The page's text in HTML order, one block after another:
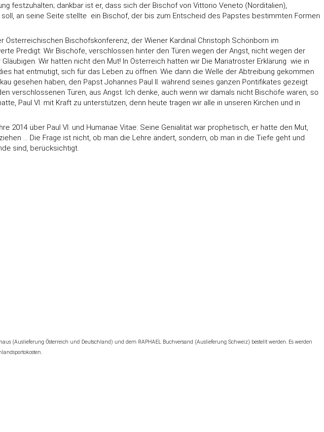
festzuhalten; dankbar ist er, dass sich der Bischof von Vittorio Veneto (Norditalien),
an seine Seite stellte  ein Bischof, der bis zum Entscheid des Papstes bestimmten Formen
Bischofskonferenz, der Wiener Kardinal Christoph Schönborn im
Predigt: Wir Bischöfe, verschlossen hinter den Türen wegen der Angst, nicht wegen der
Wir hatten nicht den Mut! In Österreich hatten wir Die Mariatroster Erklärung  wie in
hat entmutigt, sich für das Leben zu öffnen. Wie dann die Welle der Abtreibung gekommen
gesehen haben, den Papst Johannes Paul II. während seines ganzen Pontifikates gezeigt
verschlossenen Türen, aus Angst. Ich denke, auch wenn wir damals nicht Bischöfe waren, so
Paul VI. mit Kraft zu unterstützen, denn heute tragen wir alle in unseren Kirchen und in
über Paul VI. und Humanae Vitae: Seine Genialität war prophetisch, er hatte den Mut,
... Die Frage ist nicht, ob man die Lehre ändert, sondern, ob man in die Tiefe geht und
sind, berücksichtigt.
Österreich und Deutschland) und dem RAPHAEL Buchversand (Auslieferung Schweiz) bestellt werden. Es werden